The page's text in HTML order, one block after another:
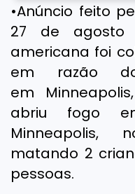
•Anúncio feito
27 de agosto
americana foi
em razão
em
abriu fogo
Minneapolis,
matando 2
pessoas.